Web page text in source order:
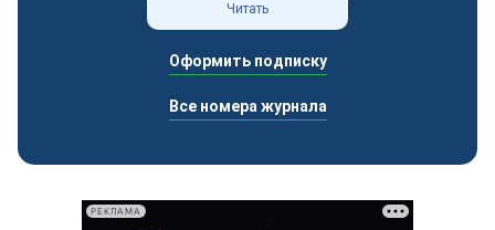
Читать
Оформить подписку
Все номера журнала
РЕКЛАМА